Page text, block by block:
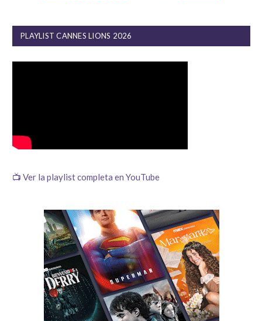
PLAYLIST CANNES LIONS 2026
📺 Ver la playlist completa en YouTube